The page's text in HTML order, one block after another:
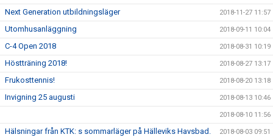
Next Generation utbildningsläger 2018-11-27 11:57
Utomhusanläggning 2018-09-11 10:04
C-4 Open 2018 2018-08-31 10:19
Höstträning 2018! 2018-08-27 13:17
Frukosttennis! 2018-08-20 13:18
Invigning 25 augusti 2018-08-13 10:46
2018-08-10 11:56
Hälsningar från KTK: s sommarläger på Hälleviks Havsbad. 2018-08-03 09:51